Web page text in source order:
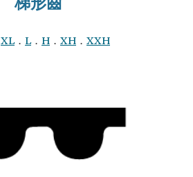
XL ． L ． H ． XH ． XXH